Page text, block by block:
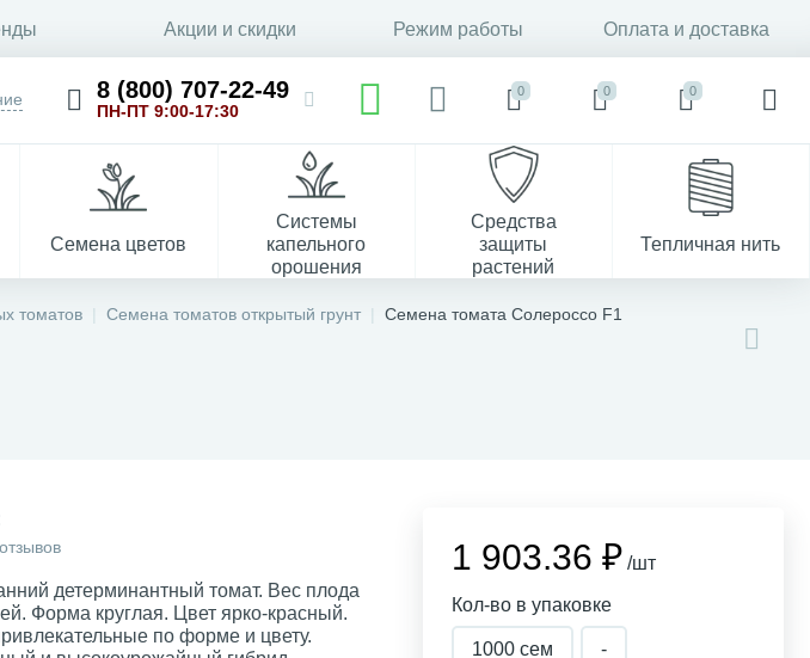
Акции и скидки Режим работы Оплата и доставка
8 (800) 707-22-49
ПН-ПТ 9:00-17:30
0 0 0
Семена цветов
Системы
капельного
орошения
Средства
защиты
растений
Тепличная нить
томатов Семена томатов открытый грунт Семена томата Солероссо F1
детерминантный томат. Вес плода
Форма круглая. Цвет ярко-красный.
по форме и цвету.
1 903.36 ₽ /шт
Кол-во в упаковке
1000 сем -